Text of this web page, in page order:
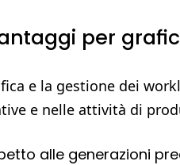
per
e la gestione dei
e nelle attività di
alle generazioni